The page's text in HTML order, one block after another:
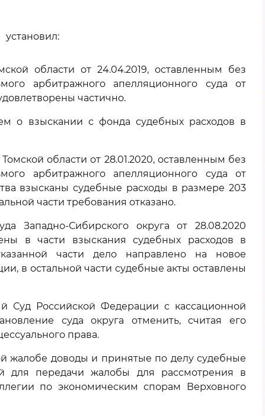
установил:
области от 24.04.2019, оставленным без
арбитражного апелляционного суда от
частично.
о взыскании с фонда судебных расходов в
области от 28.01.2020, оставленным без
арбитражного апелляционного суда от
взысканы судебные расходы в размере 203
части требования отказано.
Западно-Сибирского округа от 28.08.2020
в части взыскания судебных расходов в
части дело направлено на новое
в остальной части судебные акты оставлены
Суд Российской Федерации с кассационной
суда округа отменить, считая его
права.
жалобе доводы и принятые по делу судебные
для передачи жалобы для рассмотрения в
по экономическим спорам Верховного